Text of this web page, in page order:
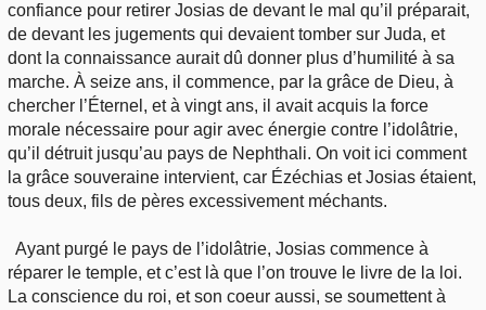
confiance pour retirer Josias de devant le mal qu’il préparait,
de devant les jugements qui devaient tomber sur Juda, et
dont la connaissance aurait dû donner plus d’humilité à sa
marche. À seize ans, il commence, par la grâce de Dieu, à
chercher l’Éternel, et à vingt ans, il avait acquis la force
morale nécessaire pour agir avec énergie contre l’idolâtrie,
qu’il détruit jusqu’au pays de Nephthali. On voit ici comment
la grâce souveraine intervient, car Ézéchias et Josias étaient,
tous deux, fils de pères excessivement méchants.
Ayant purgé le pays de l’idolâtrie, Josias commence à
réparer le temple, et c’est là que l’on trouve le livre de la loi.
La conscience du roi, et son coeur aussi, se soumettent à